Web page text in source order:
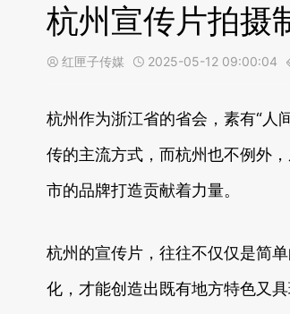
杭州宣传片拍摄
 红匣子传媒  2025-05-12 09:00:04
杭州作为浙江省的省会，素有“人
传的主流方式，而杭州也不例外
市的品牌打造贡献着力量。
杭州的宣传片，往往不仅仅是简
化，才能创造出既有地方特色又